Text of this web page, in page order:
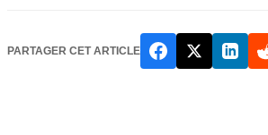
PARTAGER CET ARTICLE